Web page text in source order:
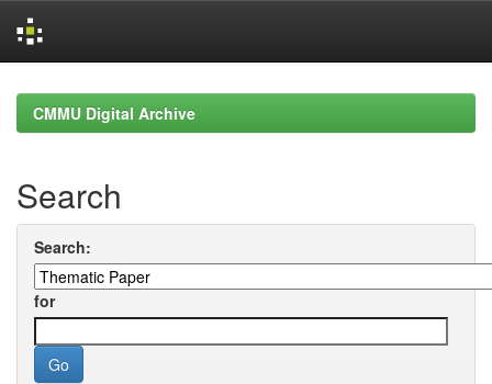
navigationCMMU Digital Archive
Search
Search:
for